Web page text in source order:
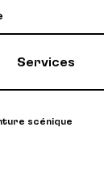
Services
scénique